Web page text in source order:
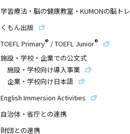
学習療法・脳の健康教室・KUMONの脳トレ
くもん出版
TOEFL Primary® /TOEFL Junior®
施設・学校・企業での公文式
施設・学校向け導入事業
企業・学校向け日本語
English Immersion Activities
自治体・省庁との連携
財団との連携